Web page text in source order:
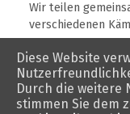
Wir teilen
verschiedenen
© 2026
Diese Website
Durch die weitere
stimmen Sie dem